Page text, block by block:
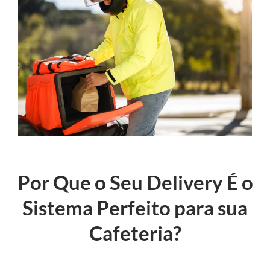
Por Que o Seu Delivery É o
Sistema Perfeito para sua
Cafeteria?